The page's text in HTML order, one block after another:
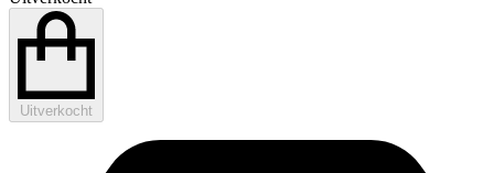
Uitverkocht